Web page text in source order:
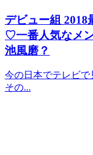
デビュー組 2018
♡一番人気なメ
池風磨？
今の日本でテレビで
その...